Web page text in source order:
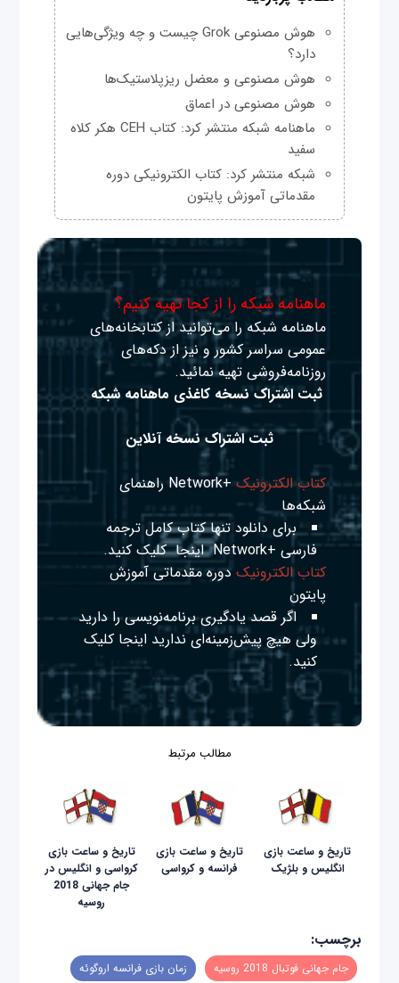
هوش مصنوعی Grok چیست و چه ویژگی‌هایی
دارد؟
هوش مصنوعی و معضل ریزپلاستیک‌ها
هوش مصنوعی در اعماق
ماهنامه شبکه منتشر کرد: کتاب CEH هکر کلاه
سفید
شبکه منتشر کرد: کتاب الکترونیکی دوره
مقدماتی آموزش پایتون
ماهنامه شبکه را از کجا تهیه کنیم؟
ماهنامه شبکه را می‌توانید از کتابخانه‌های
عمومی سراسر کشور و نیز از دکه‌های
روزنامه‌فروشی تهیه نمائید.
ثبت اشتراک نسخه کاغذی ماهنامه شبکه
ثبت اشتراک نسخه آنلاین
کتاب الکترونیک
+Network راهنمای
شبکه‌ها
برای دانلود تنها کتاب کامل ترجمه
فارسی +Network
اینجا کلیک کنید.
کتاب الکترونیک دوره مقدماتی آموزش
پایتون
اگر قصد یادگیری برنامه‌نویسی را دارید
ولی هیچ پیش‌زمینه‌ای نداریداینجا کلیک
کنید.
مطالب مرتبط
تاریخ و ساعت بازی
انگلیس و بلژیک
تاریخ و ساعت بازی
فرانسه و کرواسی
تاریخ و ساعت بازی
کرواسی و انگلیس در
جام جهانی 2018
روسیه
برچسب:
جام جهانی فوتبال 2018 روسیه زمان بازی‌ فرانسه اروگوئه